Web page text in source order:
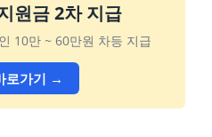
원금 2차 지급
10만 ~ 60만원 차등 지급
로가기 →